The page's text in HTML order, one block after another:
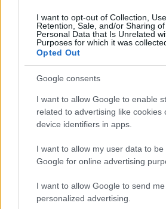
I want to opt-out of Collection, Use,
Retention, Sale, and/or Sharing
Personal Data that Is Unrelated
Purposes for which it was
Opted Out
Google consents
I want to allow Google to enable
related to advertising like cookies
device identifiers in apps.
I want to allow my user data to be
Google for online advertising
I want to allow Google to send me
personalized advertising.
„Ha olyan ember keresne meg,
vállalnám!” – Détár Enikő
megkeresésekkel kapcsolatban